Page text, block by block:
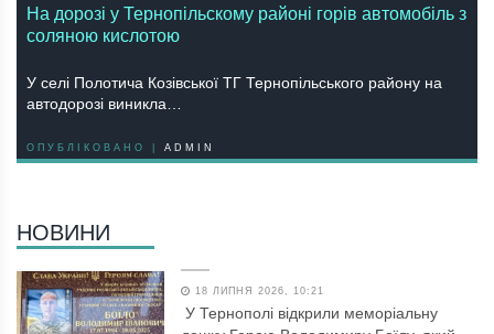
На дорозі у Тернопільскому районі горів автомобіль з
соляною кислотою
У селі Полотича Козівської ТГ Тернопільського району на
автодорозі виникла…
ОПУБЛІКОВАНО | ADMIN
НОВИНИ
18 ЛИПНЯ 2026, 10:21
У Тернополі відкрили меморіальну